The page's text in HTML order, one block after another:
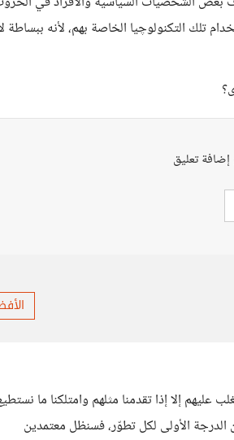
تلك التكنولوچيا الخاصة بهم، لأنه ببساطة
تعليق
عليهم إلا إذا تقدمنا مثلهم وامتلكنا ما
الأولى لكل تطوّر، فسنظل معتمدين